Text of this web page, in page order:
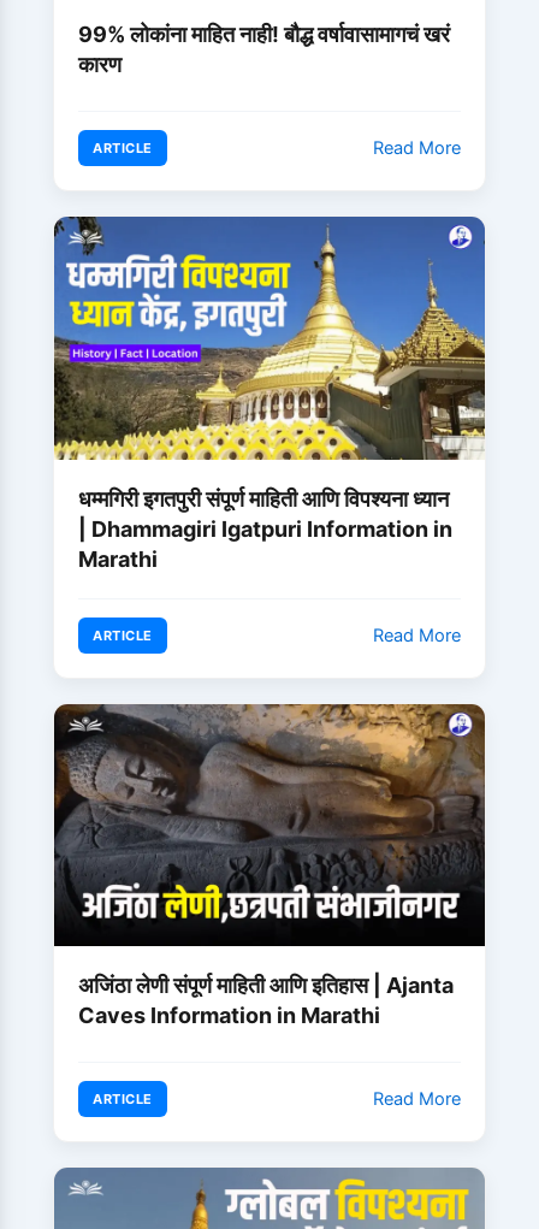
99% लोकांना माहित नाही! बौद्ध वर्षावासामागचं खरं
कारण
ARTICLE Read More
धम्मगिरी इगतपुरी संपूर्ण माहिती आणि विपश्यना ध्यान
| Dhammagiri Igatpuri Information in
Marathi
ARTICLE Read More
अजिंठा लेणी संपूर्ण माहिती आणि इतिहास | Ajanta
Caves Information in Marathi
ARTICLE Read More